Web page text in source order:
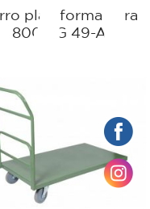
plataforma para
800 KG 49-A